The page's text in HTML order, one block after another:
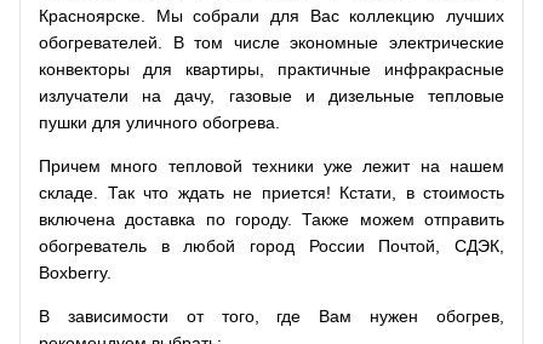
Красноярске. Мы собрали для Вас коллекцию лучших
обогревателей. В том числе экономные электрические
конвекторы для квартиры, практичные инфракрасные
излучатели на дачу, газовые и дизельные тепловые
пушки для уличного обогрева.
Причем много тепловой техники уже лежит на нашем
складе. Так что ждать не приется! Кстати, в стоимость
включена доставка по городу. Также можем отправить
обогреватель в любой город России Почтой, СДЭК,
Boxberry.
В зависимости от того, где Вам нужен обогрев,